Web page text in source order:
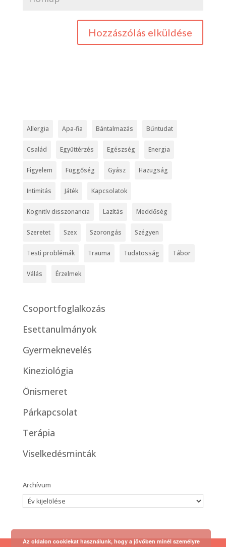
Allergia Apa-fia Bántalmazás Bűntudat
Család Együttérzés Egészség Energia
Figyelem Függőség Gyász Hazugság
Intimitás Játék Kapcsolatok
Kognitív disszonancia Lazítás Meddőség
Szeretet Szex Szorongás Szégyen
Testi problémák Trauma Tudatosság Tábor
Válás Érzelmek
Csoportfoglalkozás
Esettanulmányok
Gyermeknevelés
Kineziológia
Önismeret
Párkapcsolat
Terápia
Viselkedésminták
Archívum
Az oldalon cookiekat használunk, hogy a jövőben minél személyre